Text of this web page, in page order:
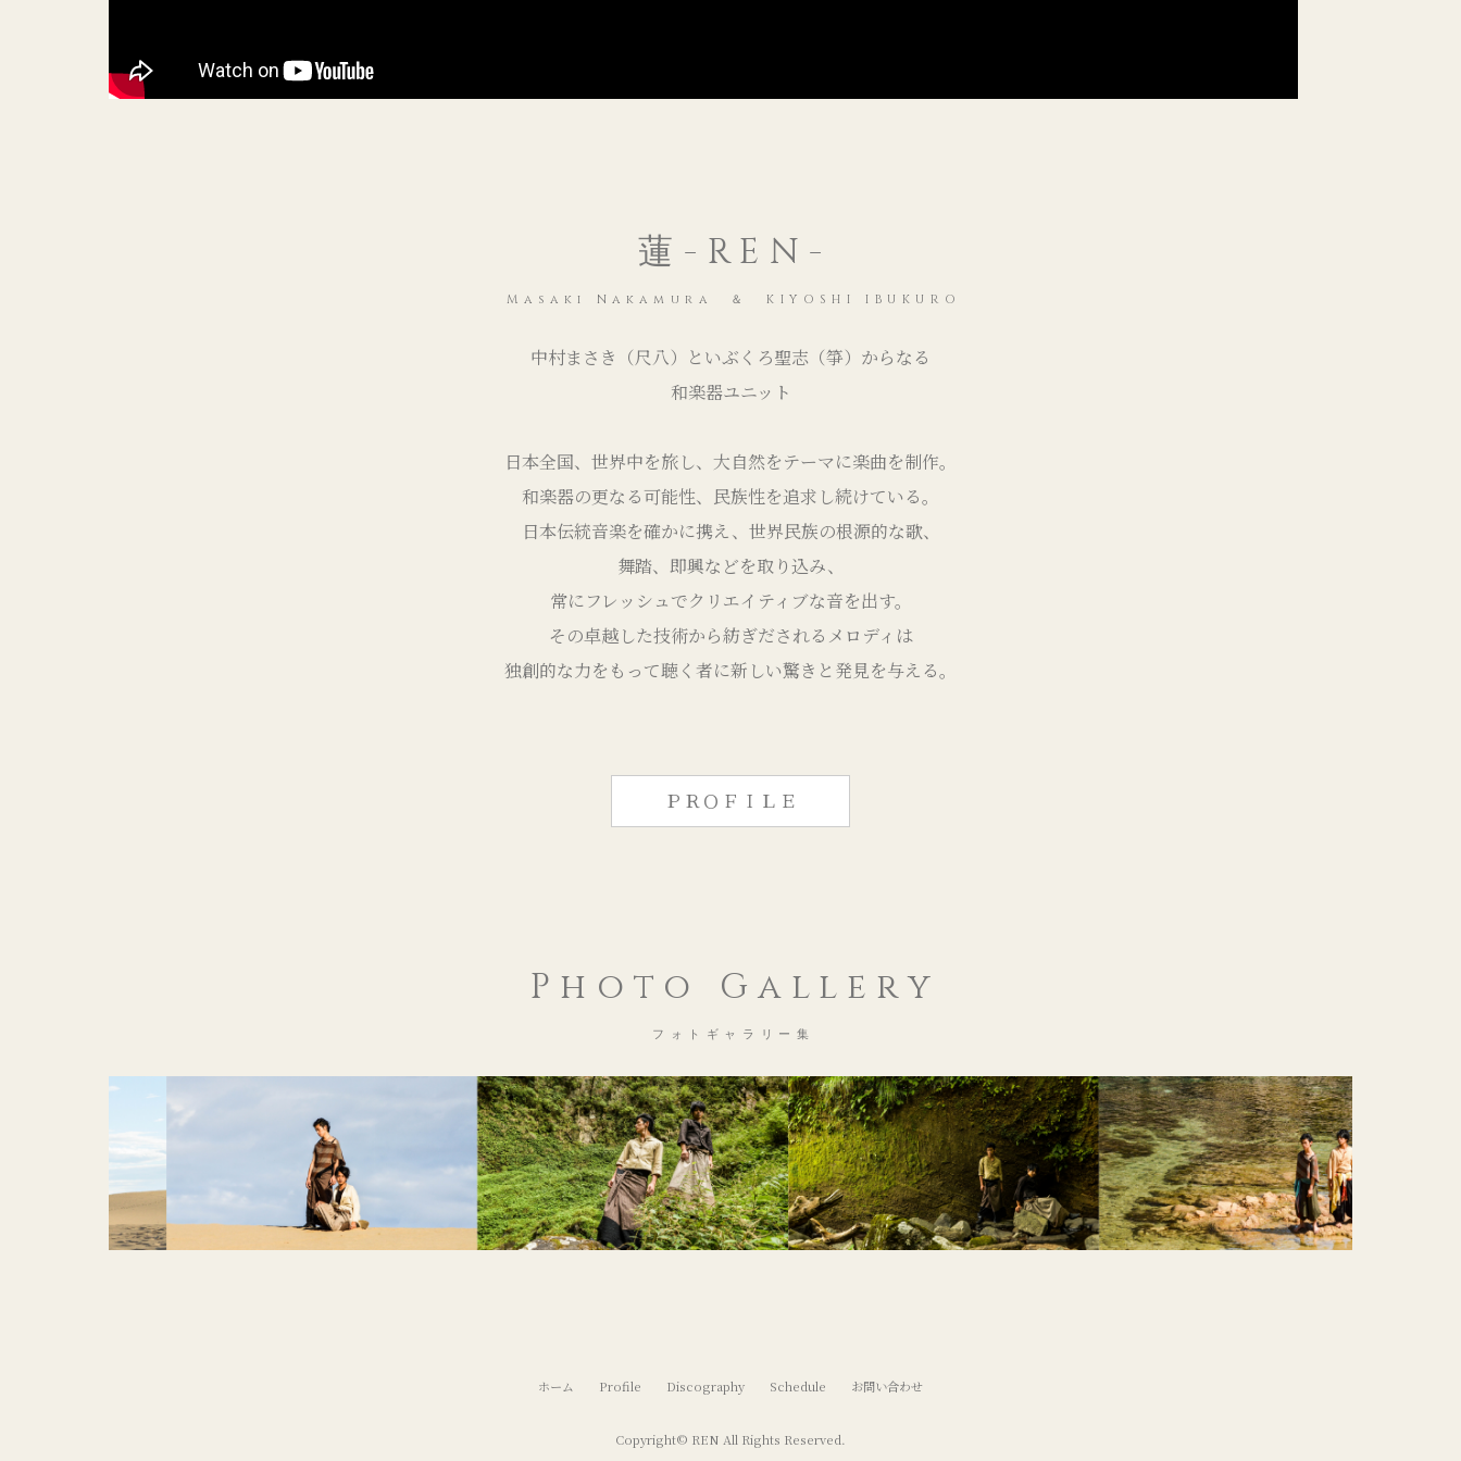
蓮-REN-
Masaki Nakamura ＆ KIYOSHI IBUKURO
中村まさき（尺八）といぶくろ聖志（箏）からなる
和楽器ユニット
日本全国、世界中を旅し、大自然をテーマに楽曲を制作。
和楽器の更なる可能性、民族性を追求し続けている。
日本伝統音楽を確かに携え、世界民族の根源的な歌、
舞踏、即興などを取り込み、
常にフレッシュでクリエイティブな音を出す。
その卓越した技術から紡ぎだされるメロディは
独創的な力をもって聴く者に新しい驚きと発見を与える。
ＰＲＯＦＩＬＥ
Photo Gallery
フォトギャラリー集
ホーム Profile Discography Schedule お問い合わせ
Copyright© REN All Rights Reserved.